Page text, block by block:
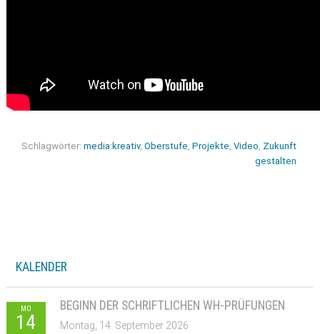
Schlagwörter:media:kreativ,Oberstufe ,Projekte ,Video Zukunft
gestalten
KALENDER
MO
14
BEGINN DER SCHRIFTLICHEN WH-PRÜFUNGEN
Montag, 14. September 2026